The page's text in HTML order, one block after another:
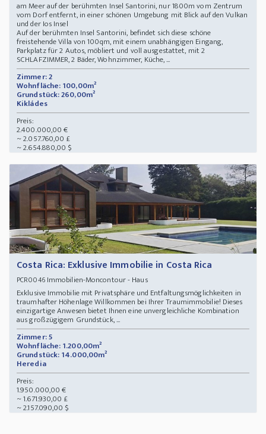
am Meer auf der berühmten Insel Santorini, nur 1800m vom Zentrum
vom Dorf entfernt, in einer schönen Umgebung mit Blick auf den Vulkan
und der Ios Insel
Auf der berühmten Insel Santorini, befindet sich diese schöne
freistehende Villa von 100qm, mit einem unabhängigen Eingang,
Parkplatz für 2 Autos, möbliert und voll ausgestattet, mit 2
SCHLAFZIMMER, 2 Bäder, Wohnzimmer, Küche, ...
Zimmer: 2
Wohnfläche: 100,00m²
Grundstück: 260,00m²
Kikládes
Preis:
2.400.000,00 €
~ 2.057.760,00 £
~ 2.654.880,00 $
Costa Rica: Exklusive Immobilie in Costa Rica
PCR0046Immobilien-Moncontour - Haus
Exklusive Immobilie mit Privatsphäre und Entfaltungsmöglichkeiten in
traumhafter Höhenlage Willkommen bei Ihrer Traumimmobilie! Dieses
einzigartige Anwesen bietet Ihnen eine unvergleichliche Kombination
aus großzügigem Grundstück, ...
Zimmer: 5
Wohnfläche: 1.200,00m²
Grundstück: 14.000,00m²
Heredia
Preis:
1.950.000,00 €
~ 1.671.930,00 £
~ 2.157.090,00 $